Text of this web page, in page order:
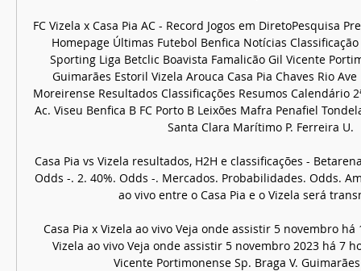
FC Vizela x Casa Pia AC - Record Jogos em DiretoPesquisa
Homepage Últimas Futebol Benfica Notícias
Sporting Liga Betclic Boavista Famalicão Gil Vicente
Guimarães Estoril Vizela Arouca Casa Pia Chaves Rio
Moreirense Resultados Classificações Resumos Calendário
Ac. Viseu Benfica B FC Porto B Leixões Mafra Penafiel
Santa Clara Marítimo P. Ferreira U.
Casa Pia vs Vizela resultados, H2H e classificações -
Odds -. 2. 40%. Odds -. Mercados. Probabilidades. Odds.
ao vivo entre o Casa Pia e o Vizela será
Casa Pia x Vizela ao vivo Veja onde assistir 5 novembro
Vizela ao vivo Veja onde assistir 5 novembro 2023 há 7
Vicente Portimonense Sp. Braga V.